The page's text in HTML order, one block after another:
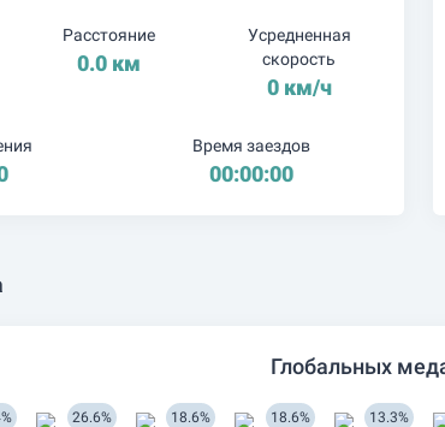
Расстояние
0.0 км
Усредненная
скорость
0 км/ч
Время заездов
00:00:00
Глобальных
26.6% 18.6% 18.6% 13.3%